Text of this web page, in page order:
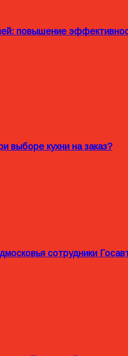
повышение
выборе кухни на заказ?
сотрудники